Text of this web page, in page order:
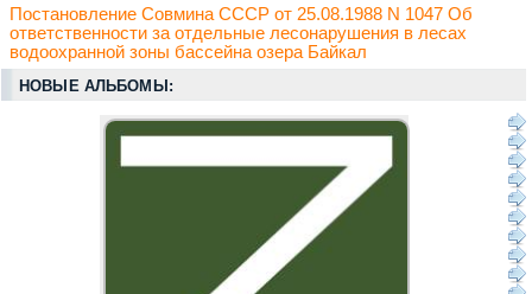
Постановление Совмина СССР от 25.08.1988 N 1047 Об
ответственности за отдельные лесонарушения в лесах
водоохранной зоны бассейна озера Байкал
НОВЫЕ АЛЬБОМЫ: